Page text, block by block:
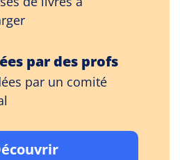
par des profs
par un comité